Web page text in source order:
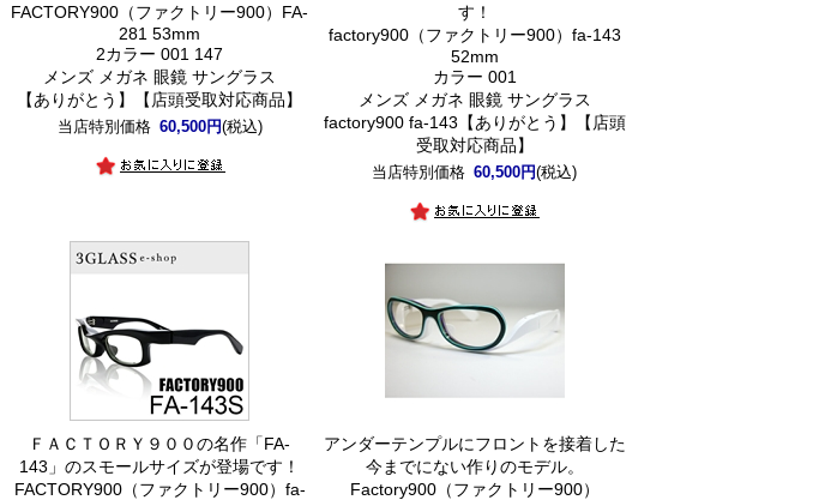
FACTORY900（ファクトリー900）FA-
281 53mm
2カラー 001 147
メンズ メガネ 眼鏡 サングラス
【ありがとう】【店頭受取対応商品】
当店特別価格 60,500円(税込)
す！
factory900（ファクトリー900）fa-143
52mm
カラー 001
メンズ メガネ 眼鏡 サングラス
factory900 fa-143【ありがとう】【店頭
受取対応商品】
当店特別価格 60,500円(税込)
ＦＡＣＴＯＲＹ９００の名作「FA-
143」のスモールサイズが登場です！
FACTORY900（ファクトリー900）fa-
アンダーテンプルにフロントを接着した
今までにない作りのモデル。
Factory900（ファクトリー900）